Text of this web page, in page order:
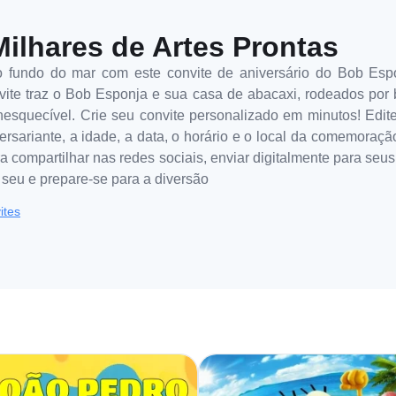
de Artes Prontas
fundo do mar com este convite de aniversário do Bob
traz o Bob Esponja e sua casa de abacaxi, rodeados
Crie seu convite personalizado em minutos!
a idade, a data, o horário e o local da
compartilhar nas redes sociais, enviar digitalmente para
e prepare-se para a diversão